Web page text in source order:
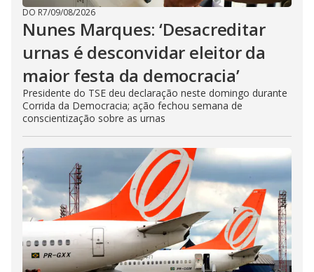
DO R7/09/08/2026
Nunes Marques: ‘Desacreditar
urnas é desconvidar eleitor da
maior festa da democracia’
Presidente do TSE deu declaração neste domingo durante
Corrida da Democracia; ação fechou semana de
conscientização sobre as urnas